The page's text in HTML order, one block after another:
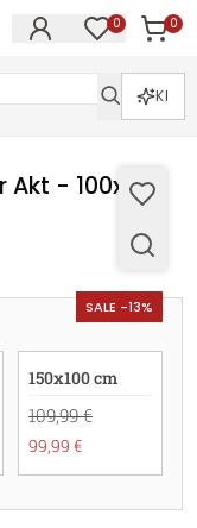
0 0
KI
- 100x70
SALE -13%
150x100 cm
109,99 €
99,99 €